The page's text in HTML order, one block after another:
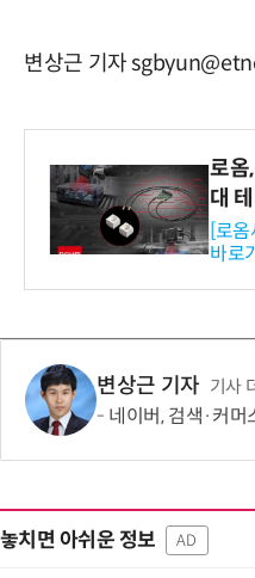
변상근 기자
로옴
대
스
[로
바로
변상근 기자 기사
네이버, 검색·커머스·결
놓치면 아쉬운 정보 AD